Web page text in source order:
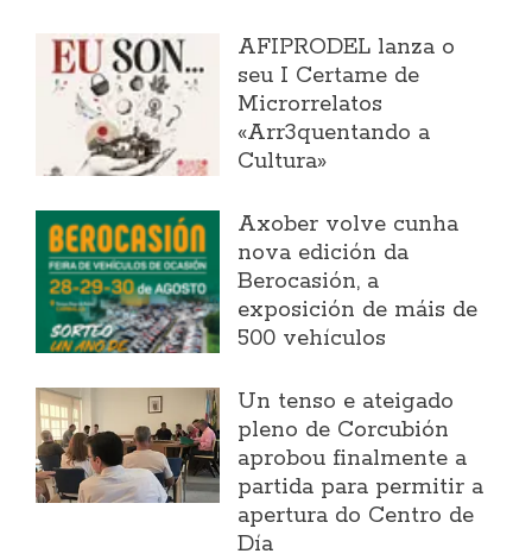
AFIPRODEL lanza o
seu I Certame de
Microrrelatos
«Arr3quentando a
Cultura»
Axober volve cunha
nova edición da
Berocasión, a
exposición de máis de
500 vehículos
Un tenso e ateigado
pleno de Corcubión
aprobou finalmente a
partida para permitir a
apertura do Centro de
Día